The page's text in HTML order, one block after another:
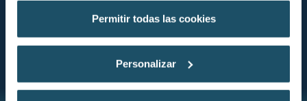
Permitir todas las cookies
Personalizar
DÉCOUVREZ LE STATUT DE
CONSERVATION